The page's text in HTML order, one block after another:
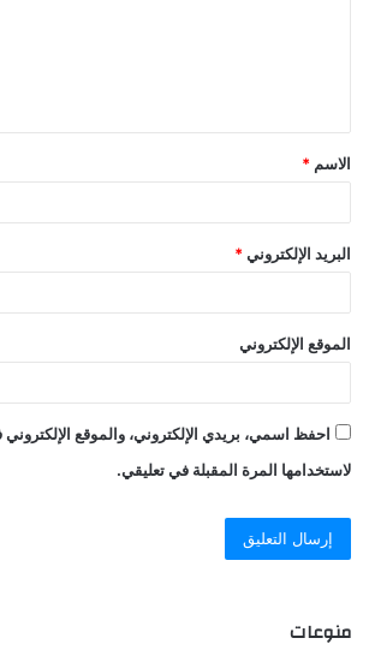
ق
*
الاسم *
البريد الإلكتروني *
الموقع الإلكتروني
احفظ اسمي، بريدي الإلكتروني، والموقع
لاستخدامها المرة المقبلة في تعليقي.
منوعات